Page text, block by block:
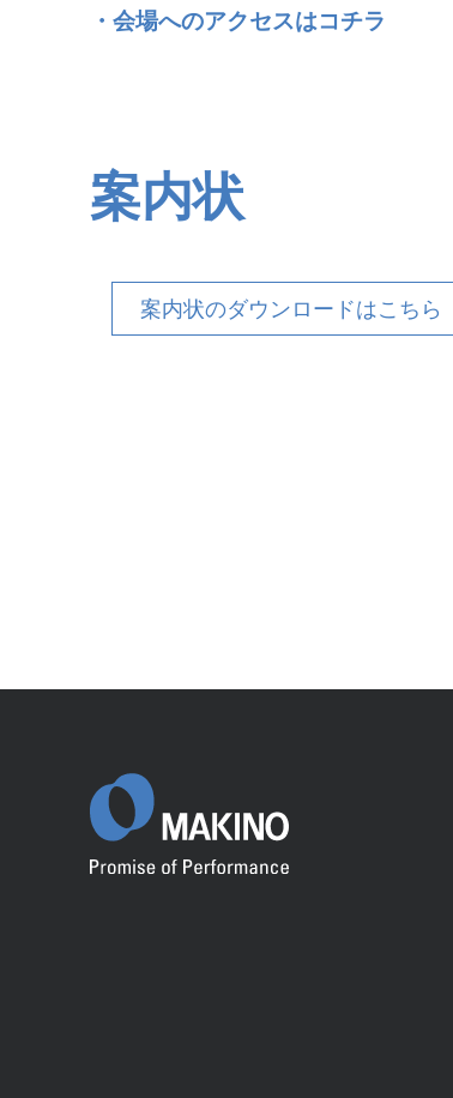
・会場へのアクセスはコチラ
案内状
案内状のダウンロードはこちら